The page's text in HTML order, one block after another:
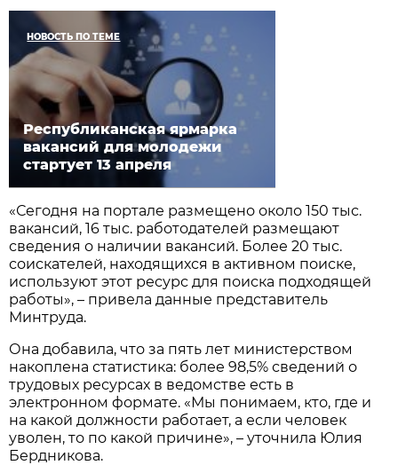
НОВОСТЬ ПО ТЕМЕ
Республиканская ярмарка
вакансий для молодежи
стартует 13 апреля
«Сегодня на портале размещено около 150 тыс.
вакансий, 16 тыс. работодателей размещают
сведения о наличии вакансий. Более 20 тыс.
соискателей, находящихся в активном поиске,
используют этот ресурс для поиска подходящей
работы», – привела данные представитель
Минтруда.
Она добавила, что за пять лет министерством
накоплена статистика: более 98,5% сведений о
трудовых ресурсах в ведомстве есть в
электронном формате. «Мы понимаем, кто, где и
на какой должности работает, а если человек
уволен, то по какой причине», – уточнила Юлия
Бердникова.